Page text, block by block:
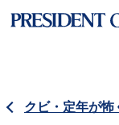
クビ・定年が怖